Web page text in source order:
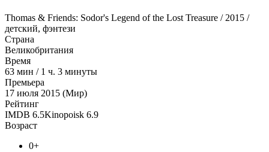
Thomas & Friends: Sodor's Legend of the Lost Treasure / 2015 /
детский, фэнтези
Страна
Великобритания
Время
63 мин / 1 ч. 3 минуты
Премьера
17 июля 2015 (Мир)
Рейтинг
IMDB 6.5Kinopoisk 6.9
Возраст
0+